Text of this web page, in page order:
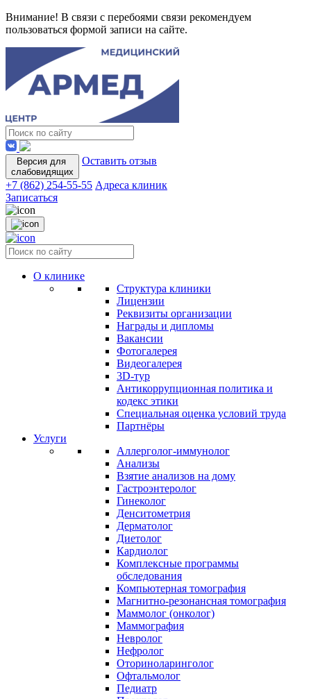
Внимание! В связи с перебоями связи рекомендуем
пользоваться формой записи на сайте.
Версия для
слабовидящих
Оставить отзыв
+7 (862) 254-55-55 Адреса клиник
Записаться
О клинике
Структура клиники
Лицензии
Реквизиты организации
Награды и дипломы
Вакансии
Фотогалерея
Видеогалерея
3D-тур
Антикоррупционная политика и
кодекс этики
Специальная оценка условий труда
Партнёры
Услуги
Аллерголог-иммунолог
Анализы
Взятие анализов на дому
Гастроэнтеролог
Гинеколог
Денситометрия
Дерматолог
Диетолог
Кардиолог
Комплексные программы
обследования
Компьютерная томография
Магнитно-резонансная томография
Маммолог (онколог)
Маммография
Невролог
Нефролог
Оториноларинголог
Офтальмолог
Педиатр